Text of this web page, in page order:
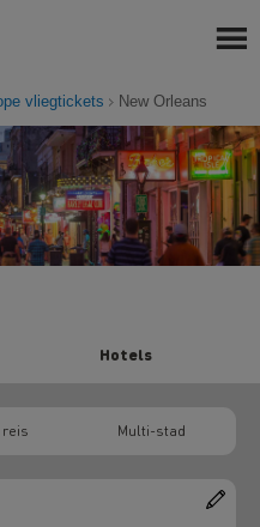
vliegtickets New Orleans